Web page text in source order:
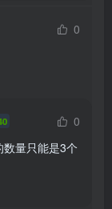
0
0
量只能是3个